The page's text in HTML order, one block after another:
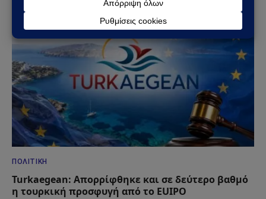
ΠΟΛΙΤΙΚΉ
Turkaegean: Απορρίφθηκε και σε δεύτερο βαθμό
η τουρκική προσφυγή από το EUIPO